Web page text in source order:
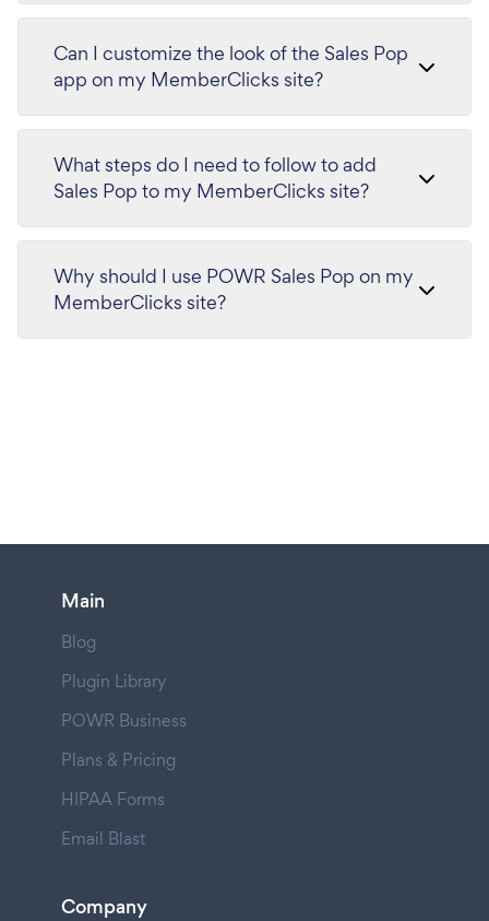
Can I customize the look of the Sales Pop
app on my MemberClicks site?
What steps do I need to follow to add
Sales Pop to my MemberClicks site?
Why should I use POWR Sales Pop on my
MemberClicks site?
Main
Blog
Plugin Library
POWR Business
Plans & Pricing
HIPAA Forms
Email Blast
Company